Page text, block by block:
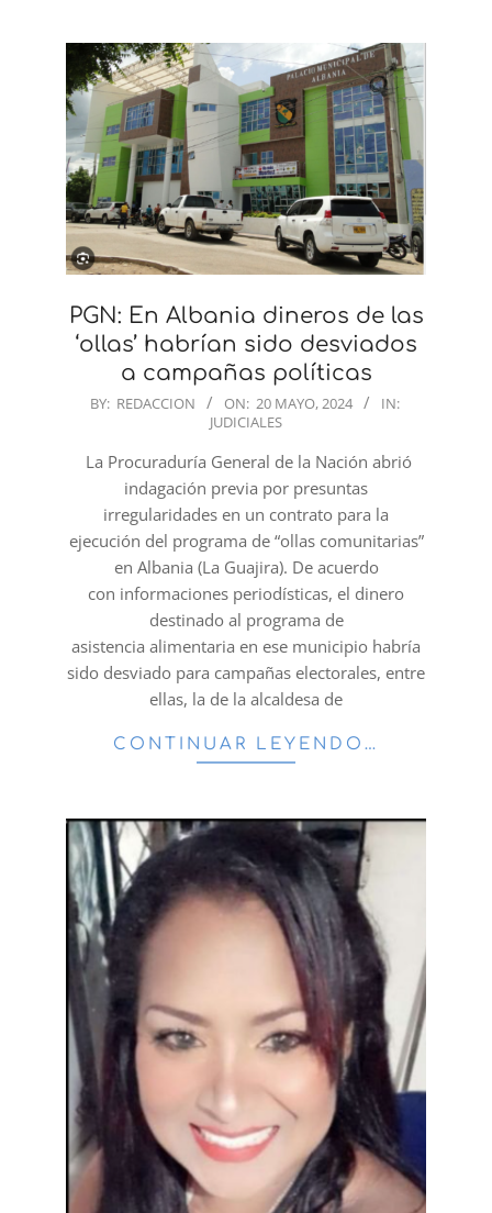
PGN: En Albania dineros de las
‘ollas’ habrían sido desviados
a campañas políticas
2024-
BY: REDACCION ON: 20 MAYO, 2024
IN:
JUDICIALES
La Procuraduría General de la Nación abrió
indagación previa por presuntas
irregularidades en un contrato para la
ejecución del programa de “ollas comunitarias”
en Albania (La Guajira). De acuerdo
con informaciones periodísticas, el dinero
destinado al programa de
asistencia alimentaria en ese municipio habría
sido desviado para campañas electorales, entre
ellas, la de la alcaldesa de
CONTINUAR LEYENDO…